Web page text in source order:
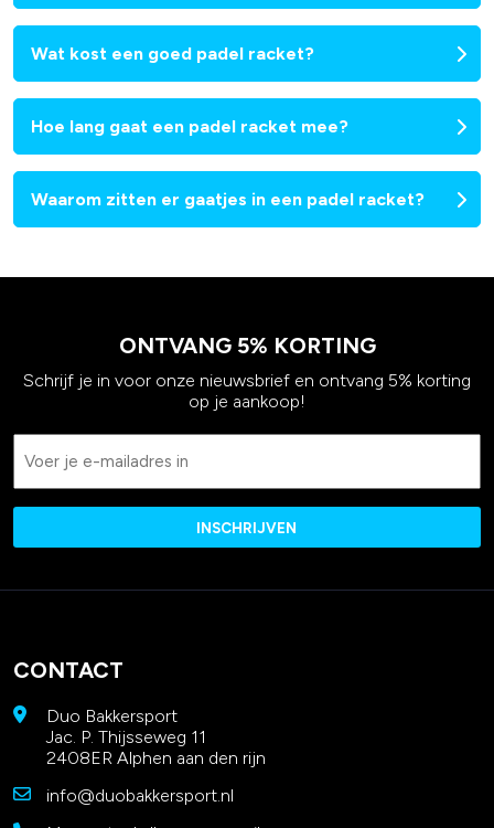
Wat kost een goed padel racket?
Hoe lang gaat een padel racket mee?
Waarom zitten er gaatjes in een padel racket?
ONTVANG 5% KORTING
Schrijf je in voor onze nieuwsbrief en ontvang 5% korting
op je aankoop!
CONTACT
Duo Bakkersport
Jac. P. Thijsseweg 11
2408ER Alphen aan den rijn
info@duobakkersport.nl